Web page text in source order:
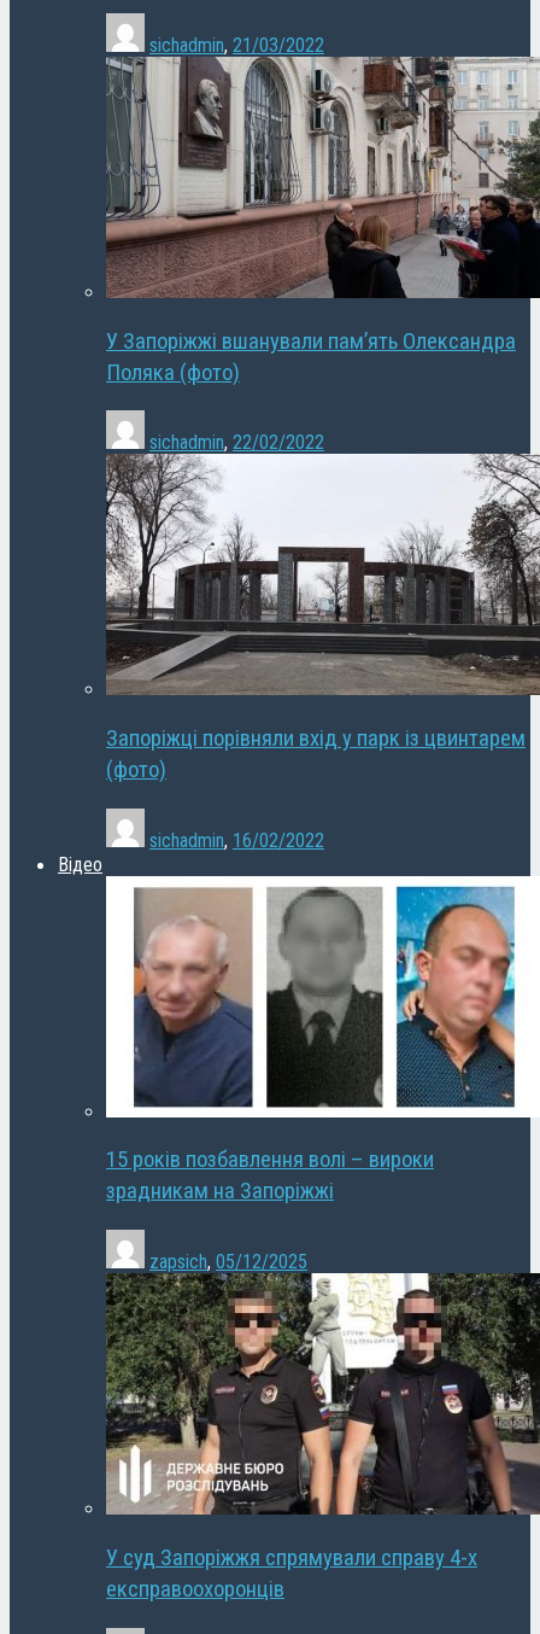
sichadmin, 21/03/2022
У Запоріжжі вшанували пам’ять Олександра
Поляка (фото)
sichadmin, 22/02/2022
Запоріжці порівняли вхід у парк із цвинтарем
(фото)
sichadmin, 16/02/2022
Відео
15 років позбавлення волі – вироки
зрадникам на Запоріжжі
zapsich, 05/12/2025
У суд Запоріжжя спрямували справу 4-х
експравоохоронців